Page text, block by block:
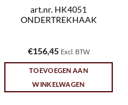
art.nr. HK4051
ONDERTREKHAAK
€156,45 Excl. BTW
TOEVOEGEN AAN
WINKELWAGEN